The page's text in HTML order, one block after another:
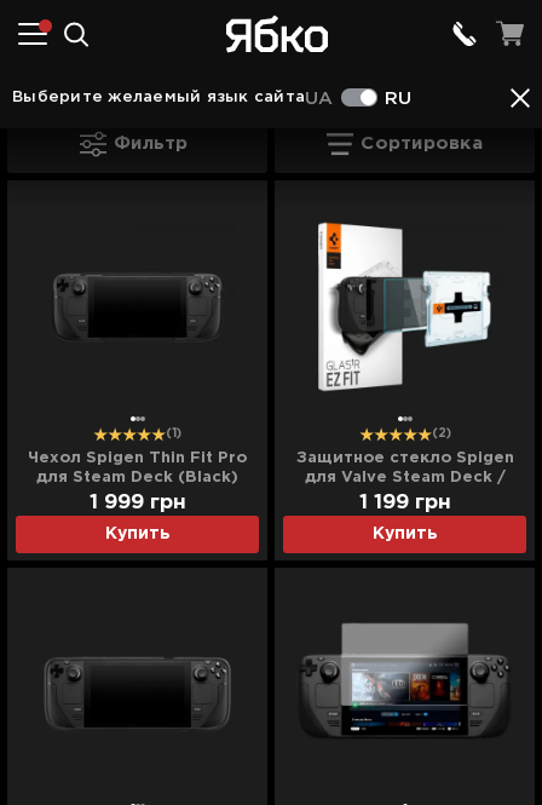
Выберите желаемый язык сайтаUA RU
Геймпади та аксесуари в Одессе Для
Для SteamDeck в Одессе
Фильтр Сортировка
(1)
Чехол Spigen Thin Fit Pro
для Steam Deck (Black)
Купить
1 999 грн
(2)
Защитное стекло Spigen
для Valve Steam Deck /
OLED (Clear)
Купить
1 199 грн